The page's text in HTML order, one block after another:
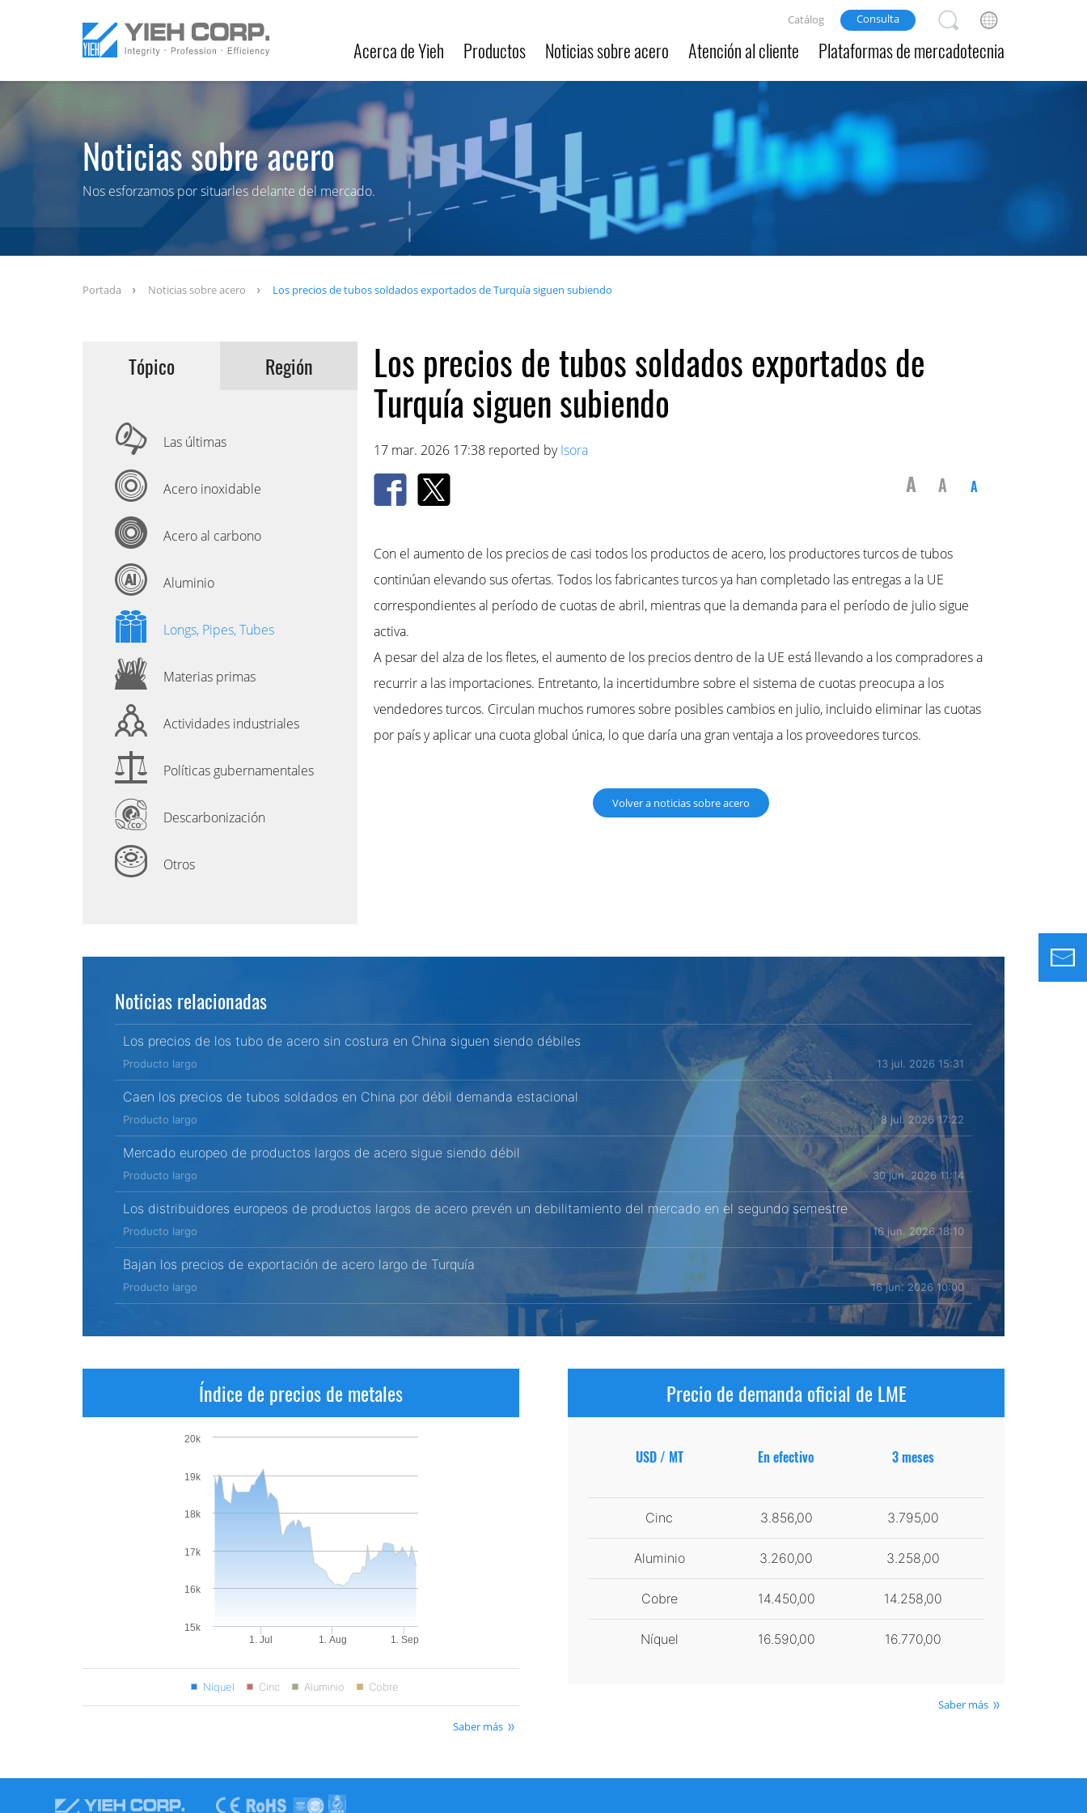
Acerca de Yieh Productos Noticias sobre acero Atención al cliente Plataformas de mercadotecnia
Catálog Consulta
Noticias sobre acero
Nos esforzamos por situarles delante del mercado.
Portada Noticias sobre acero Los precios de tubos soldados exportados de Turquía siguen subiendo
Tópico Región
Las últimas
Acero inoxidable
Acero al carbono
Aluminio
Longs, Pipes, Tubes
Materias primas
Actividades industriales
Políticas gubernamentales
Descarbonización
Otros
Los precios de tubos soldados exportados de
Turquía siguen subiendo
17 mar. 2026 17:38 reported byIsora
A A A
Con el aumento de los precios de casi todos los productos de acero, los productores turcos de tubos
continúan elevando sus ofertas. Todos los fabricantes turcos ya han completado las entregas a la UE
correspondientes al período de cuotas de abril, mientras que la demanda para el período de julio sigue
activa.
A pesar del alza de los fletes, el aumento de los precios dentro de la UE está llevando a los compradores a
recurrir a las importaciones. Entretanto, la incertidumbre sobre el sistema de cuotas preocupa a los
vendedores turcos. Circulan muchos rumores sobre posibles cambios en julio, incluido eliminar las cuotas
por país y aplicar una cuota global única, lo que daría una gran ventaja a los proveedores turcos.
Volver a noticias sobre acero
Noticias relacionadas
Los precios de los tubo de acero sin costura en China siguen siendo débiles
Producto largo 13 jul. 2026 15:31
Caen los precios de tubos soldados en China por débil demanda estacional
Producto largo 8 jul. 2026 17:22
Mercado europeo de productos largos de acero sigue siendo débil
Producto largo 30 jun. 2026 11:14
Los distribuidores europeos de productos largos de acero prevén un debilitamiento del mercado en el segundo semestre
Producto largo 16 jun. 2026 18:10
Bajan los precios de exportación de acero largo de Turquía
Producto largo 16 jun. 2026 10:00
Índice de precios de metales
1. Jul 1. Aug 1. Sep
15k
16k
17k
18k
19k
20k
Níquel Cinc Aluminio Cobre
Saber más
Precio de demanda oficial de LME
USD / MT En efectivo 3 meses
Cinc 3.856,00 3.795,00
Aluminio 3.260,00 3.258,00
Cobre 14.450,00 14.258,00
Níquel 16.590,00 16.770,00
Saber más